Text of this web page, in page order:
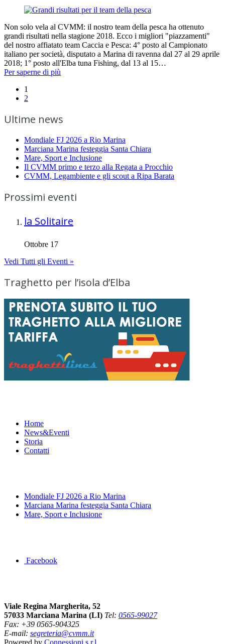
Non solo vela al CVMM: il nostro team della pesca ha ottenuto
grandi risultati nella stagione 2018. Ecco i migliori "piazzamenti"
del nostro affiatato team Caccia e Pesca: 4° posto al Campionato
italiano per società, disputato a Marina di ravenna dal 27 al 29 aprile
2018; 1° posto all'Elba tuna Fishing, dal 13 al 15…
Per saperne di più
1
2
Ultime news
Mondiale FJ 2026 a Rio Marina
Marciana Marina festeggia Santa Chiara
Mare, Sport e Inclusione
Il CVMM primo e terzo alla Regata a Procchio
CVMM, Legambiente e gli scout a Ripa Barata
Prossimi eventi
la Solitaire
Ottobre 17
Vedi Tutti gli Eventi »
Traghetto per l’isola d’Elba
Home
News&Eventi
Storia
Contatti
Mondiale FJ 2026 a Rio Marina
Marciana Marina festeggia Santa Chiara
Mare, Sport e Inclusione
Facebook
Viale Regina Margherita, 52
57033 Marciana Marina (LI) Tel: 0565-99027
Fax: +39 0565-904325
E-mail: segreteria@cvmm.it
Powered by Connessioni s.r.l.